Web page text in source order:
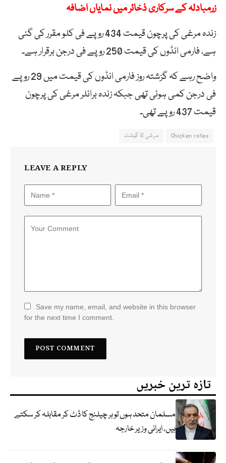
زرمبادلہ کے سرکاری ذخائر میں نمایاں اضافہ
زندہ مرغی کی پرچون قیمت 434 روپے فی کلو مقرر کی گئی
ہے، فارمی انڈوں کی قیمت 250 روپے فی درجن برقرار ہے۔
واضح رہے کہ گزشتہ روز فارمی انڈوں کی قیمت میں 29 روپے
فی درجن کمی ہوئی تھی جبکہ زندہ برائلر مرغی کی پرچون
قیمت 437 روپے تھی۔
Chicken rates مرغی کا گوشت
LEAVE A REPLY
Save my name, email, and website in this browser
for the next time I comment.
تازہ ترین خبریں
مسلمان متحد ہوں تو ہر چیلنج کا ڈٹ کر مقابلہ کر سکتے
ہیں، ایرانی وزیر خارجہ